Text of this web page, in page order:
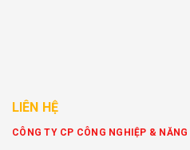
LIÊN HỆ
CÔNG TY CP CÔNG NGHIỆP &